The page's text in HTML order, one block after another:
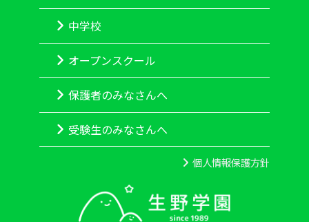
中学校
オープンスクール
保護者のみなさんへ
受験生のみなさんへ
個人情報保護方針